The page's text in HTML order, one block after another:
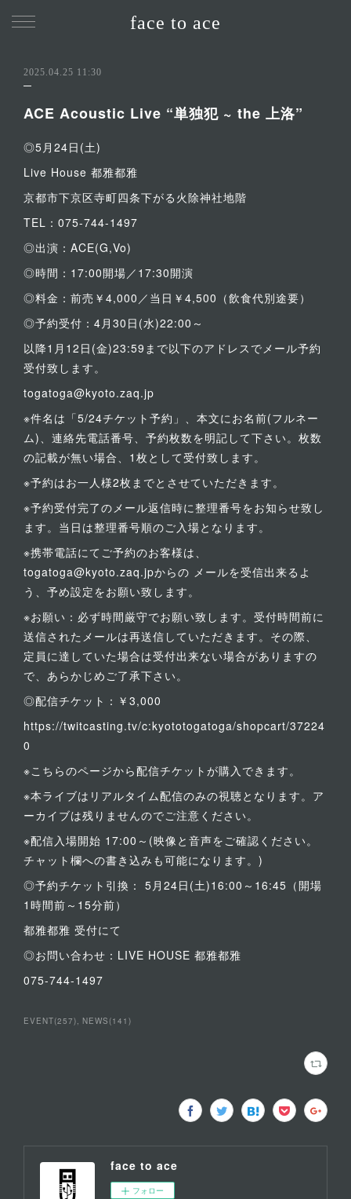
face to ace
2025.04.25 11:30
ACE Acoustic Live “単独犯 ~ the 上洛”
◎5月24日(土)
Live House 都雅都雅
京都市下京区寺町四条下がる火除神社地階
TEL：075-744-1497
◎出演：ACE(G,Vo)
◎時間：17:00開場／17:30開演
◎料金：前売￥4,000／当日￥4,500（飲食代別途要）
◎予約受付：4月30日(水)22:00～
以降1月12日(金)23:59まで以下のアドレスでメール予約
受付致します。
togatoga@kyoto.zaq.jp
※件名は「5/24チケット予約」、本文にお名前(フルネー
ム)、連絡先電話番号、予約枚数を明記して下さい。枚数
の記載が無い場合、1枚として受付致します。
※予約はお一人様2枚までとさせていただきます。
※予約受付完了のメール返信時に整理番号をお知らせ致し
ます。当日は整理番号順のご入場となります。
※携帯電話にてご予約のお客様は、
togatoga@kyoto.zaq.jpからの メールを受信出来るよ
う、予め設定をお願い致します。
※お願い：必ず時間厳守でお願い致します。受付時間前に
送信されたメールは再送信していただきます。その際、
定員に達していた場合は受付出来ない場合がありますの
で、あらかじめご了承下さい。
◎配信チケット：￥3,000
https://twitcasting.tv/c:kyototogatoga/shopcart/37224
0
※こちらのページから配信チケットが購入できます。
※本ライブはリアルタイム配信のみの視聴となります。ア
ーカイブは残りませんのでご注意ください。
※配信入場開始 17:00～(映像と音声をご確認ください。
チャット欄への書き込みも可能になります。)
◎予約チケット引換： 5月24日(土)16:00～16:45（開場
1時間前～15分前）
都雅都雅 受付にて
◎お問い合わせ：LIVE HOUSE 都雅都雅
075-744-1497
EVENT(257) NEWS (141 )
face to ace
フォロー